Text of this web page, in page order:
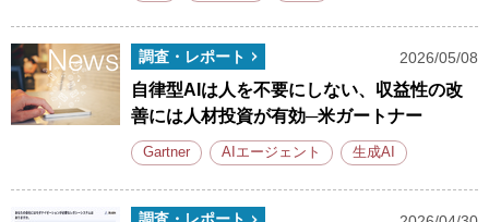
調査・レポート 2026/05/08
自律型AIは人を不要にしない、収益性の改
善には人材投資が有効─米ガートナー
Gartner AIエージェント 生成AI